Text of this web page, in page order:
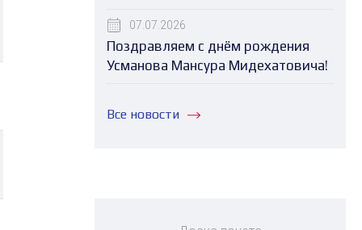
07.07.2026
Поздравляем с днём рождения
Усманова Мансура Мидехатовича!
Все новости